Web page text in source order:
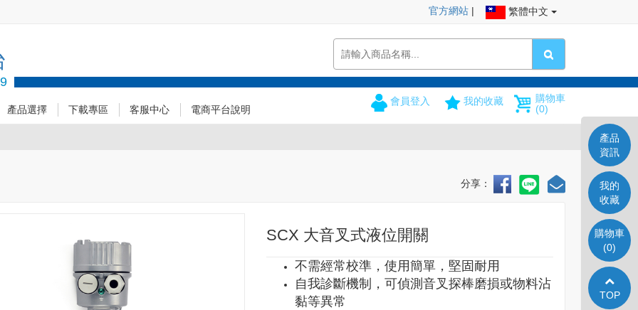
官方網站 | 繁體中文
購物車
(0)
我的收藏
會員登入
產品選擇 下載專區 客服中心 電商平台說明
分享：
SCX 大音叉式液位開關
不需經常校準，使用簡單，堅固耐用
自我診斷機制，可偵測音叉探棒磨損或物料沾
黏等異常
產品
資訊
我的
收藏
購物車
(0)
TOP